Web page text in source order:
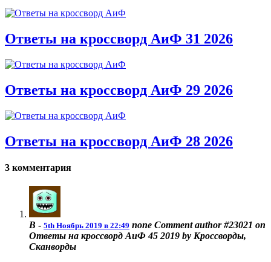
Ответы на кроссворд АиФ 31 2026
Ответы на кроссворд АиФ 29 2026
Ответы на кроссворд АиФ 28 2026
3 комментария
В - 5th Ноябрь 2019 в 22:49 none Comment author #23021 on
Ответы на кроссворд АиФ 45 2019 by Кроссворды,
Сканворды